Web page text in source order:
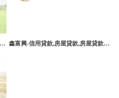
鑫富興-信用貸款,房屋貸款,房屋貸款代